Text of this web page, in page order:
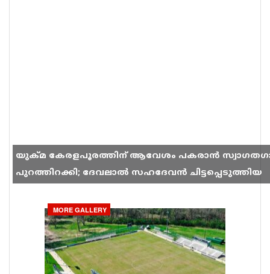
യുക്മ കേരളപൂരത്തിന് ആവേശം പകരാൻ
പുറത്തിറക്കി; ദേവലാൽ സഹദേവൻ ചിട്ടപ്പെടുത്തിയ
MORE GALLERY